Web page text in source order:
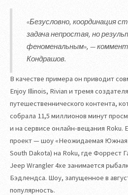
«Безусловно, координация
задача непростая, но
феноменальным», —
Кондрашов.
В качестве примера он приводит
Enjoy Illinois, Rivian и тремя
путешественнического контента,
собрала 11,5 миллионов минут
и на сервисе онлайн-вещания Roku.
проект — шоу «Неожидаемая Южная
South Dakota) на Roku, где Форрест
Jeep Wrangler 4xe занимается
Бэдлендса. Шоу, запущенное в
популярность.